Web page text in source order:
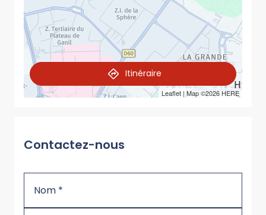
Leaflet | Map ©2026 HERE
Itinéraire
Contactez-nous